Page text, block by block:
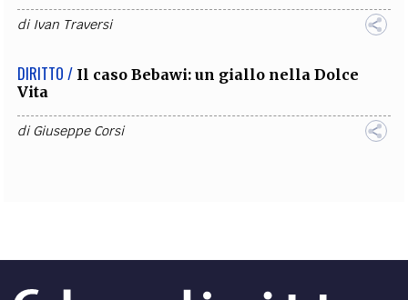
di Ivan Traversi
DIRITTO / Il caso Bebawi: un giallo nella Dolce
Vita
diGiuseppe Corsi